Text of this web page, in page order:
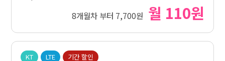
8개월차 부터 7,700원 월 110원
KT LTE 기간 할인